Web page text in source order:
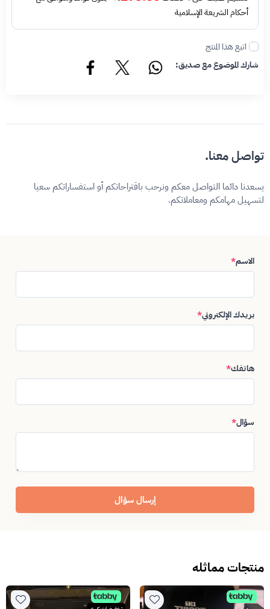
أحكام الشريعة الإسلامية
اتبع هذا المنتج
شارك الموضوع مع صديق:
تواصل معنا.
يسعدنا دائما التواصل معكم ونرحب باقتراحاتكم أو استفساراتكم سعيا
لتسهيل مهامكم ومعاملاتكم.
الاسم*
بريدك الإلكتروني*
هاتفك*
سؤال*
إرسال سؤال
منتجات مماثله